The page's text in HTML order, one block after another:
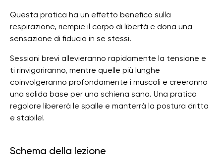
Questa pratica ha un effetto benefico sulla
respirazione, riempie il corpo di libertà e dona una
sensazione di fiducia in se stessi.
Sessioni brevi allevieranno rapidamente la tensione e
ti rinvigoriranno, mentre quelle più lunghe
coinvolgeranno profondamente i muscoli e creeranno
una solida base per una schiena sana. Una pratica
regolare libererà le spalle e manterrà la postura dritta
e stabile!
Schema della lezione